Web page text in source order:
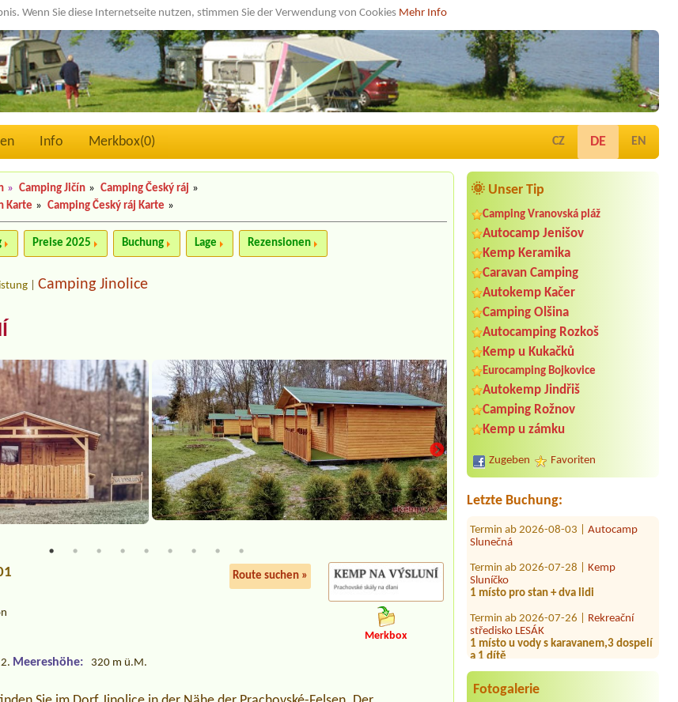
Wenn Sie diese Internetseite nutzen, stimmen Sie der Verwendung von Cookies Mehr Info
Info Merkbox(0) CZ DE EN
🌞 Unser Tip
Camping Vranovská pláž
Autocamp Jenišov
Kemp Keramika
Caravan Camping
Autokemp Kačer
Camping Olšina
Autocamping Rozkoš
Kemp u Kukačků
Eurocamping Bojkovice
Autokemp Jindřiš
Camping Rožnov
Kemp u zámku
Zugeben Favoriten
Letzte Buchung:
Termin ab 2026-08-07 |
BARBORA
1 místo pro stan,auto a 2 dospělé
Termin ab 2026-08-15 |
Termin ab 2026-08-03 |
Termin ab 2026-07-28 |
1 místo pro stan + dva lidi
Termin ab 2026-07-26 |Rekreační
1 místo u vody s karavanem,3 dospelí
a 1 dítě
Termin ab 2026-08-10 |
1x Platz für 2 Personen mit Zelt1x
Stellplatz mit Auto neben Zelt
Fotogalerie
» Camping Jičín » Camping Český ráj »
Karte » Camping Český ráj Karte »
Preise 2025 Buchung Lage Rezensionen
|Camping Jinolice
Route suchen »
Meereshöhe: 320 m ü.M.
Merkbox